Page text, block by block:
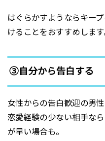
はぐらかすようならキー
けることをおすすめします
③自分から告白する
女性からの告白歓迎の男性
恋愛経験の少ない相手な
が早い場合も。